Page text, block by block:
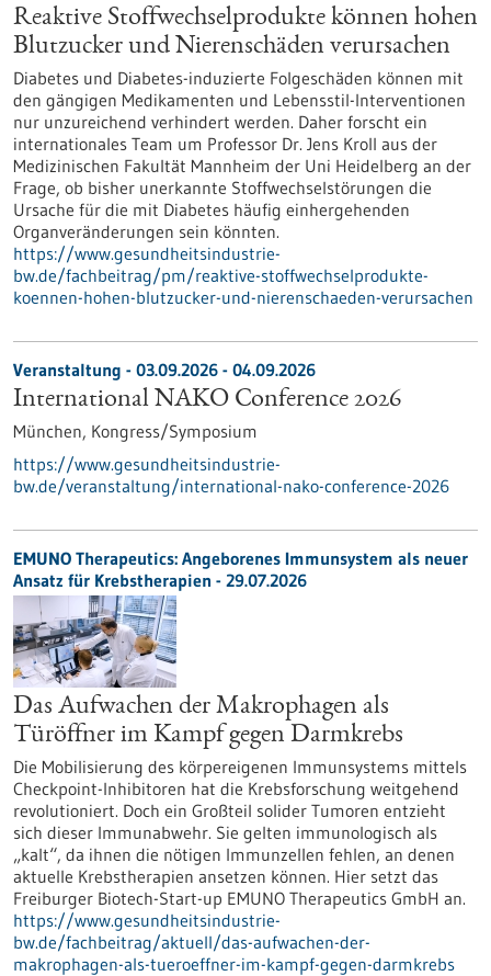
Reaktive Stoffwechselprodukte können hohen
Blutzucker und Nierenschäden verursachen
Diabetes und Diabetes-induzierte Folgeschäden können mit
den gängigen Medikamenten und Lebensstil-Interventionen
nur unzureichend verhindert werden. Daher forscht ein
internationales Team um Professor Dr. Jens Kroll aus der
Medizinischen Fakultät Mannheim der Uni Heidelberg an der
Frage, ob bisher unerkannte Stoffwechselstörungen die
Ursache für die mit Diabetes häufig einhergehenden
Organveränderungen sein könnten.
https://www.gesundheitsindustrie-
bw.de/fachbeitrag/pm/reaktive-stoffwechselprodukte-
koennen-hohen-blutzucker-und-nierenschaeden-verursachen
Veranstaltung - 03.09.2026 - 04.09.2026
International NAKO Conference 2026
München, Kongress/Symposium
https://www.gesundheitsindustrie-
bw.de/veranstaltung/international-nako-conference-2026
EMUNO Therapeutics: Angeborenes Immunsystem als neuer
Ansatz für Krebstherapien - 29.07.2026
Das Aufwachen der Makrophagen als
Türöffner im Kampf gegen Darmkrebs
Die Mobilisierung des körpereigenen Immunsystems mittels
Checkpoint-Inhibitoren hat die Krebsforschung weitgehend
revolutioniert. Doch ein Großteil solider Tumoren entzieht
sich dieser Immunabwehr. Sie gelten immunologisch als
„kalt“, da ihnen die nötigen Immunzellen fehlen, an denen
aktuelle Krebstherapien ansetzen können. Hier setzt das
Freiburger Biotech-Start-up EMUNO Therapeutics GmbH an.
https://www.gesundheitsindustrie-
bw.de/fachbeitrag/aktuell/das-aufwachen-der-
makrophagen-als-tueroeffner-im-kampf-gegen-darmkrebs